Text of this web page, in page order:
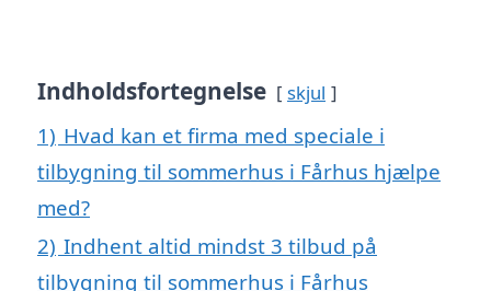
Indholdsfortegnelse skjul
1) Hvad kan et firma med speciale i
tilbygning til sommerhus i Fårhus hjælpe
med?
2) Indhent altid mindst 3 tilbud på
tilbygning til sommerhus i Fårhus